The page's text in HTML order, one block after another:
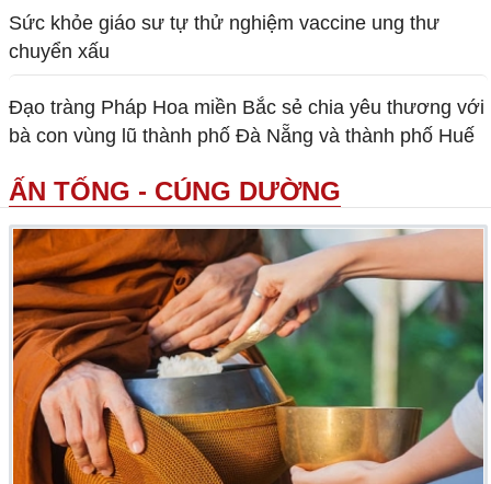
Sức khỏe giáo sư tự thử nghiệm vaccine ung thư
chuyển xấu
Đạo tràng Pháp Hoa miền Bắc sẻ chia yêu thương với
bà con vùng lũ thành phố Đà Nẵng và thành phố Huế
ẤN TỐNG - CÚNG DƯỜNG